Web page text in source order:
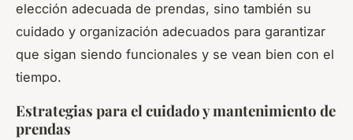
elección adecuada de prendas, sino también su
cuidado y organización adecuados para garantizar
que sigan siendo funcionales y se vean bien con el
tiempo.
Estrategias para el cuidado y mantenimiento de
prendas